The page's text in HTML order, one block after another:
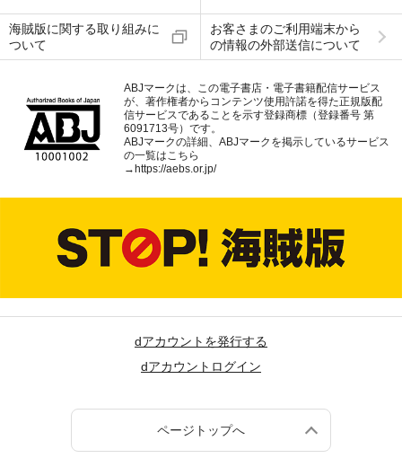
海賊版に関する取り組みに
ついて
お客さまのご利用端末から
の情報の外部送信について
ABJマークは、この電子書店・電子書籍配信サービス
が、著作権者からコンテンツ使用許諾を得た正規版配
信サービスであることを示す登録商標（登録番号 第
6091713号）です。
ABJマークの詳細、ABJマークを掲示しているサービス
の一覧はこちら
→ https://aebs.or.jp/
dアカウントを発行する
dアカウントログイン
ページトップへ